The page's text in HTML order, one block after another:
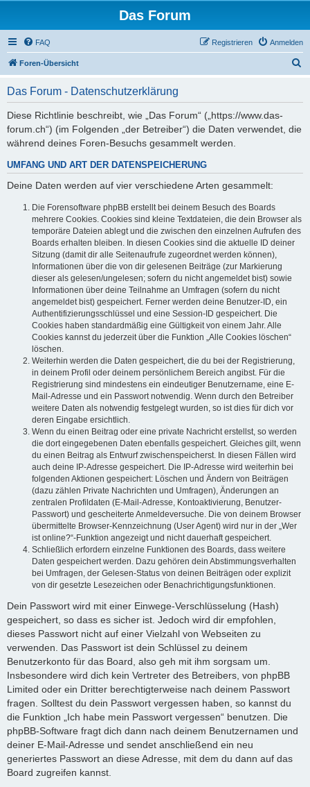
Das Forum
FAQ Anmelden
Registrieren
Foren-Übersicht
Das Forum - Datenschutzerklärung
Diese Richtlinie beschreibt, wie „Das Forum“ („https://www.das-
forum.ch“) (im Folgenden „der Betreiber“) die Daten verwendet, die
während deines Foren-Besuchs gesammelt werden.
UMFANG UND ART DER DATENSPEICHERUNG
Deine Daten werden auf vier verschiedene Arten gesammelt:
Die Forensoftware phpBB erstellt bei deinem Besuch des Boards
mehrere Cookies. Cookies sind kleine Textdateien, die dein Browser als
temporäre Dateien ablegt und die zwischen den einzelnen Aufrufen des
Boards erhalten bleiben. In diesen Cookies sind die aktuelle ID deiner
Sitzung (damit dir alle Seitenaufrufe zugeordnet werden können),
Informationen über die von dir gelesenen Beiträge (zur Markierung
dieser als gelesen/ungelesen; sofern du nicht angemeldet bist) sowie
Informationen über deine Teilnahme an Umfragen (sofern du nicht
angemeldet bist) gespeichert. Ferner werden deine Benutzer-ID, ein
Authentifizierungsschlüssel und eine Session-ID gespeichert. Die
Cookies haben standardmäßig eine Gültigkeit von einem Jahr. Alle
Cookies kannst du jederzeit über die Funktion „Alle Cookies löschen“
löschen.
Weiterhin werden die Daten gespeichert, die du bei der Registrierung,
in deinem Profil oder deinem persönlichem Bereich angibst. Für die
Registrierung sind mindestens ein eindeutiger Benutzername, eine E-
Mail-Adresse und ein Passwort notwendig. Wenn durch den Betreiber
weitere Daten als notwendig festgelegt wurden, so ist dies für dich vor
deren Eingabe ersichtlich.
Wenn du einen Beitrag oder eine private Nachricht erstellst, so werden
die dort eingegebenen Daten ebenfalls gespeichert. Gleiches gilt, wenn
du einen Beitrag als Entwurf zwischenspeicherst. In diesen Fällen wird
auch deine IP-Adresse gespeichert. Die IP-Adresse wird weiterhin bei
folgenden Aktionen gespeichert: Löschen und Ändern von Beiträgen
(dazu zählen Private Nachrichten und Umfragen), Änderungen an
zentralen Profildaten (E-Mail-Adresse, Kontoaktivierung, Benutzer-
Passwort) und gescheiterte Anmeldeversuche. Die von deinem Browser
übermittelte Browser-Kennzeichnung (User Agent) wird nur in der „Wer
ist online?“-Funktion angezeigt und nicht dauerhaft gespeichert.
Schließlich erfordern einzelne Funktionen des Boards, dass weitere
Daten gespeichert werden. Dazu gehören dein Abstimmungsverhalten
bei Umfragen, der Gelesen-Status von deinen Beiträgen oder explizit
von dir gesetzte Lesezeichen oder Benachrichtigungsfunktionen.
Dein Passwort wird mit einer Einwege-Verschlüsselung (Hash)
gespeichert, so dass es sicher ist. Jedoch wird dir empfohlen,
dieses Passwort nicht auf einer Vielzahl von Webseiten zu
verwenden. Das Passwort ist dein Schlüssel zu deinem
Benutzerkonto für das Board, also geh mit ihm sorgsam um.
Insbesondere wird dich kein Vertreter des Betreibers, von phpBB
Limited oder ein Dritter berechtigterweise nach deinem Passwort
fragen. Solltest du dein Passwort vergessen haben, so kannst du
die Funktion „Ich habe mein Passwort vergessen“ benutzen. Die
phpBB-Software fragt dich dann nach deinem Benutzernamen und
deiner E-Mail-Adresse und sendet anschließend ein neu
generiertes Passwort an diese Adresse, mit dem du dann auf das
Board zugreifen kannst.